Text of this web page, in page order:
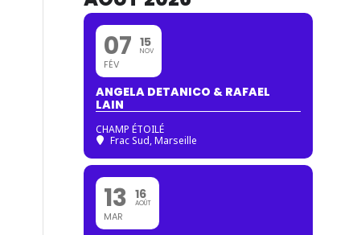
07
FÉV
15
NOV
ANGELA DETANICO & RAFAEL
LAIN
CHAMP ÉTOILÉ
Frac Sud, Marseille
13
MAR
16
AOÛT